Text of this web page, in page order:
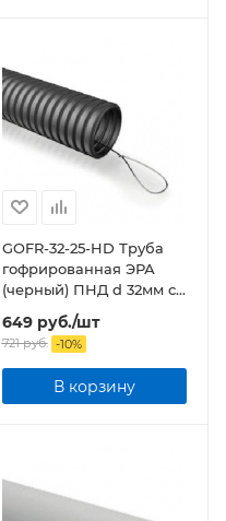
GOFR-32-25-HD Труба
гофрированная ЭРА
(черный) ПНД d 32мм с
зонд. легкая 25м бухта
649руб./шт
721руб. -10%
В корзину